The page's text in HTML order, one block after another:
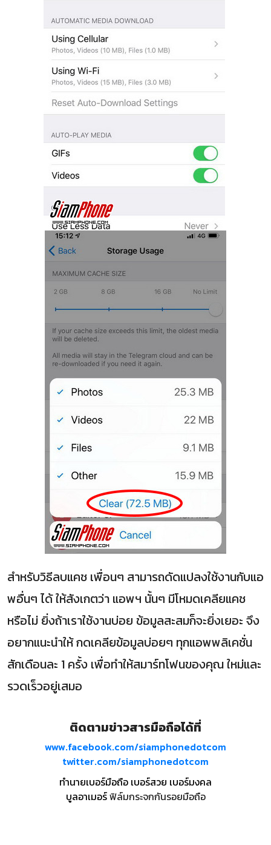
สำหรับวิธีลบแคช เพื่อนๆ สามารถดัดแปลงใช้งานกับแอ
พอื่นๆ ได้ ให้สังเกตว่า แอพฯ นั้นๆ มีโหมดเคลียแคช
หรือไม่ ยิ่งถ้าเราใช้งานบ่อย ข้อมูลสะสมก็จะยิ่งเยอะ จึง
อยากแนะนำให้ กดเคลียข้อมูลบ่อยๆ ทุกแอพพลิเคชั่น
สักเดือนละ 1 ครั้ง เพื่อทำให้สมาร์ทโฟนของคุณ ใหม่และ
รวดเร็วอยู่เสมอ
ติดตามข่าวสารมือถือได้ที่
www.facebook.com/siamphonedotcom
twitter.com/siamphonedotcom
ทำนายเบอร์มือถือ เบอร์สวย เบอร์มงคล
บูลอาเมอร์ฟิล์มกระจกกันรอยมือถือ